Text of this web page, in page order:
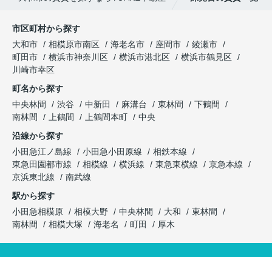
市区町村から探す
大和市
相模原市南区 海老名市 座間市
綾瀬市
町田市
横浜市神奈川区 横浜市港北区
横浜市鶴見区
川崎市幸区
町名から探す
中央林間
渋谷 中新田 麻溝台 東林間
下鶴間
南林間
上鶴間 上鶴間本町
中央
沿線から探す
小田急江ノ島線
小田急小田原線
相鉄本線
東急田園都市線
相模線 横浜線 東急東横線
京急本線
京浜東北線
南武線
駅から探す
小田急相模原
相模大野 中央林間 大和
東林間
南林間
相模大塚 海老名 町田 厚木